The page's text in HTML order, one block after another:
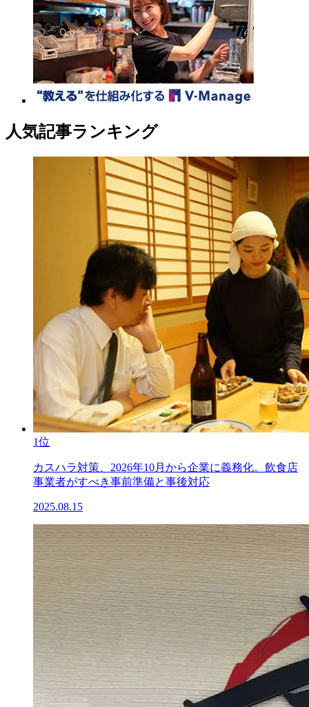
人気記事ランキング
1位
カスハラ対策、2026年10月から企業に義務化。飲食店
事業者がすべき事前準備と事後対応
2025.08.15